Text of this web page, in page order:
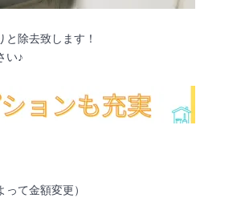
と除去致します！
い♪
って金額変更）